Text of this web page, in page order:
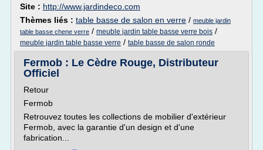
Site : http://www.jardindeco.com
Thèmes liés : table basse de salon en verre / meuble jardin
table basse chene verre / meuble jardin table basse verre bois /
meuble jardin table basse verre / table basse de salon ronde
Fermob : Le Cèdre Rouge, Distributeur
Officiel
Retour
Fermob
Retrouvez toutes les collections de mobilier d'extérieur
Fermob, avec la garantie d'un design et d'une
fabrication...